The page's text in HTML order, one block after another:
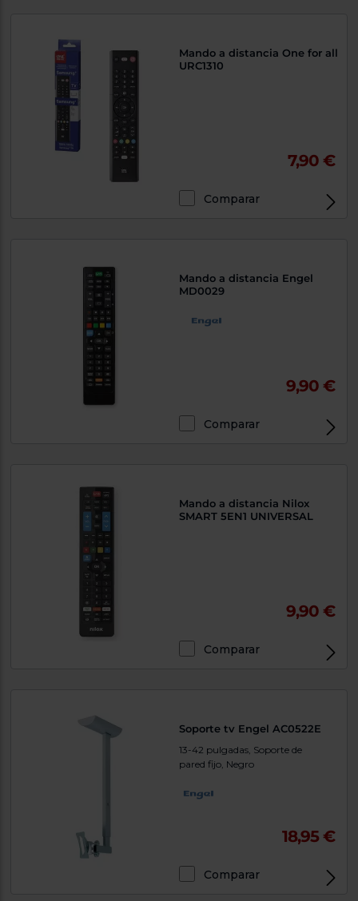
Mando a distancia One for all
URC1310
7,90 €
Comparar
Mando a distancia Engel
MD0029
9,90 €
Comparar
Mando a distancia Nilox
SMART 5EN1 UNIVERSAL
9,90 €
Comparar
Soporte tv Engel AC0522E
13-42 pulgadas, Soporte de
pared fijo, Negro
18,95 €
Comparar